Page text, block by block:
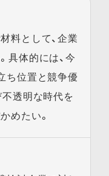
料として、企業
具体的には、今
ち位置と競争優
不透明な時代を
めたい。